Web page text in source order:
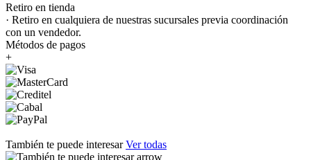
Retiro en tienda
· Retiro en cualquiera de nuestras sucursales previa coordinación
con un vendedor.
Métodos de pagos
+
También te puede interesarVer todas